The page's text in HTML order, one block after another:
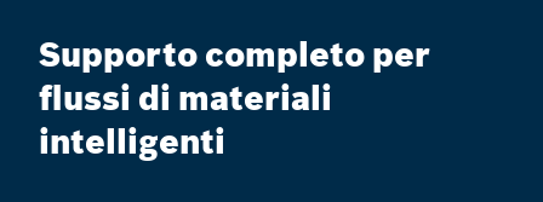
Supporto completo per
flussi di materiali
intelligenti